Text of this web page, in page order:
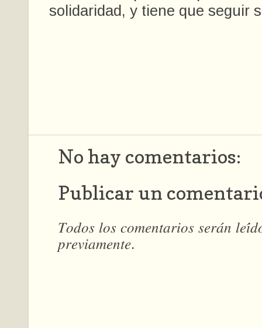
solidaridad, y tiene que seguir
No hay comentarios:
Publicar un
𝑇𝑜𝑑𝑜𝑠 𝑙𝑜𝑠 𝑐𝑜𝑚𝑒𝑛𝑡𝑎𝑟𝑖𝑜𝑠 𝑠𝑒𝑟𝑎́𝑛
𝑝𝑟𝑒𝑣𝑖𝑎𝑚𝑒𝑛𝑡𝑒.